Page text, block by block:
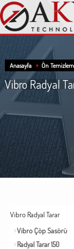
Anasayfa Ön
Vibro Radyal
Vibro Radyal Tarar
Vibro Çöp Sasörü
Radyal Tarar 150